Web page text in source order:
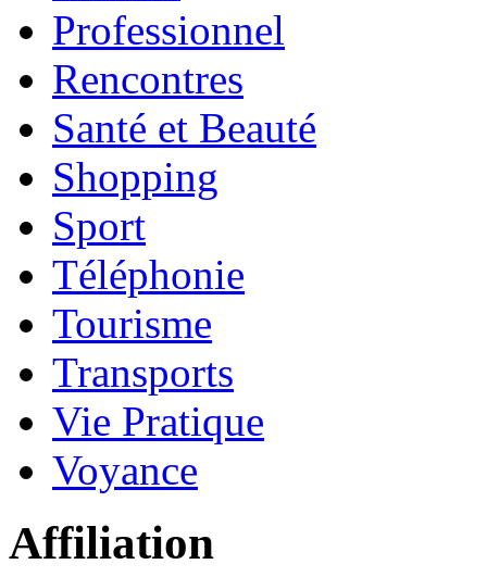
Professionnel
Rencontres
Santé et Beauté
Shopping
Sport
Téléphonie
Tourisme
Transports
Vie Pratique
Voyance
Affiliation